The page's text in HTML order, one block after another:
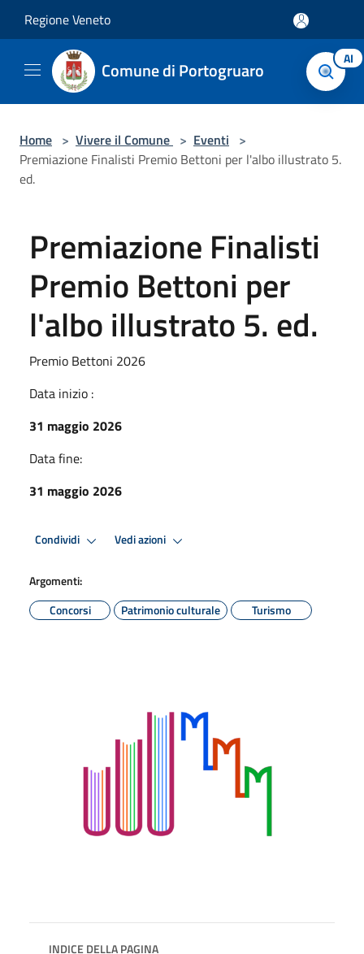
Regione Veneto
Comune di Portogruaro AI
Home > Vivere il Comune > Eventi >
Premiazione Finalisti Premio Bettoni per l'albo illustrato 5.
ed.
Premiazione Finalisti
Premio Bettoni per
l'albo illustrato 5. ed.
Premio Bettoni 2026
Data inizio :
31 maggio 2026
Data fine:
31 maggio 2026
Condividi Vedi azioni
Argomenti:
Concorsi
Patrimonio culturale Turismo
INDICE DELLA PAGINA